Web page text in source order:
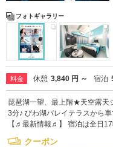
フォトギャラリー
料金 休憩 3,840 円 ～ 宿泊
琵琶湖一望、最上階★天空露天
3分♪ びわ湖バレイテラスから
【♬最新情報♬】 宿泊は全日
クーポン